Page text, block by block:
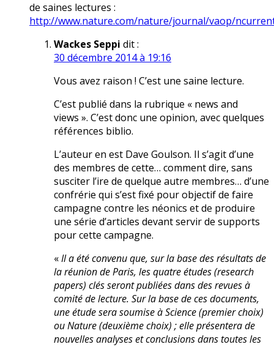
de saines lectures :
http://www.nature.com/nature/journal/vaop/
Wackes Seppi dit :
30 décembre 2014 à 19:16
Vous avez raison ! C’est une saine lecture.
C’est publié dans la rubrique « news and
views ». C’est donc une opinion, avec quelques
références biblio.
L’auteur en est Dave Goulson. Il s’agit d’une
des membres de cette… comment dire, sans
susciter l’ire de quelque autre membres… d’une
confrérie qui s’est fixé pour objectif de faire
campagne contre les néonics et de produire
une série d’articles devant servir de supports
pour cette campagne.
«Il a été convenu que, sur la base des résultats de
la réunion de Paris, les quatre études (research
papers) clés seront publiées dans des revues à
comité de lecture. Sur la base de ces documents,
une étude sera soumise à Science (premier choix)
ou Nature (deuxième choix) ; elle présentera de
nouvelles analyses et conclusions dans toutes les